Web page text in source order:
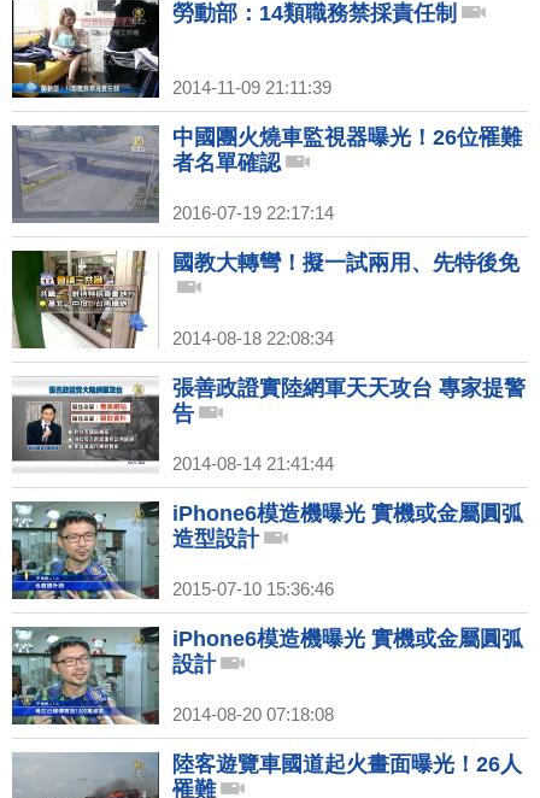
勞動部：14類職務禁採責任制
2014-11-09 21:11:39
中國團火燒車監視器曝光！26位罹難
者名單確認
2016-07-19 22:17:14
國教大轉彎！擬一試兩用、先特後免
2014-08-18 22:08:34
張善政證實陸網軍天天攻台 專家提警
告
2014-08-14 21:41:44
iPhone6模造機曝光 實機或金屬圓弧
造型設計
2015-07-10 15:36:46
iPhone6模造機曝光 實機或金屬圓弧
設計
2014-08-20 07:18:08
陸客遊覽車國道起火畫面曝光！26人
罹難